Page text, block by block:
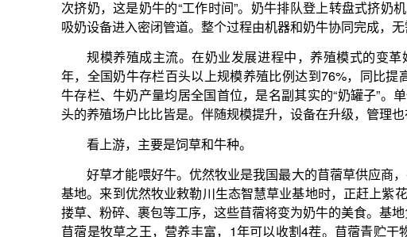
好牛才能产好奶。在我国最大的奶牛育种企业内蒙古赛科星繁育生物技术（集
团）股份有限公司，科研人员在进行奶牛干细胞基因编辑生物育种关键技术研究。公
司首席科学家、赛科星研究院院长李喜和说，先进的基因技术能够精准筛选出优质种
牛基因，培育出高产优质的奶牛品种。近年来，公司累计培育优秀种公牛560余头，
推广应用冻精超过800余万剂，累计繁育良种奶牛450万头，具有亚洲第一、世界第
二的性控冻精生产能力。
看下游，主要是乳制品。
婴幼儿配方奶粉是乳制品皇冠上的明珠，最能体现产业实力。前些年大批量的奶
粉海外代购，如今已很少见到，这一转变的背后是国产品牌的崛起。
飞鹤乳业工艺研发高级工程师程健博介绍，近年来，国内乳企在婴幼儿配方奶粉
市场上跟国外乳企展开较量，不断收复失地。如今，国产品牌婴幼儿配方奶粉市场份
额占比达60%以上，其中飞鹤占全国的20%以上。